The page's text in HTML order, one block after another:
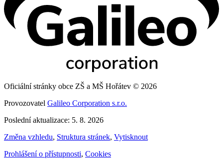
Oficiální stránky obce ZŠ a MŠ Hořátev © 2026
Provozovatel Galileo Corporation s.r.o.
Poslední aktualizace: 5. 8. 2026
Změna vzhledu, Struktura stránek, Vytisknout
Prohlášení o přístupnosti, Cookies